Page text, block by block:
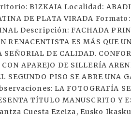
BIZKAIA Localidad:
DE PLATA VIRADA
Descripción: FACHADA
RENACENTISTA ES MÁS QUE
SEÑORIAL DE CALIDAD.
APAREJO DE SILLERÍA
SEGUNDO PISO SE ABRE UNA
LA FOTOGRAFÍA
TÍTULO MANUSCRITO Y
Cuesta Ezeiza, Eusko